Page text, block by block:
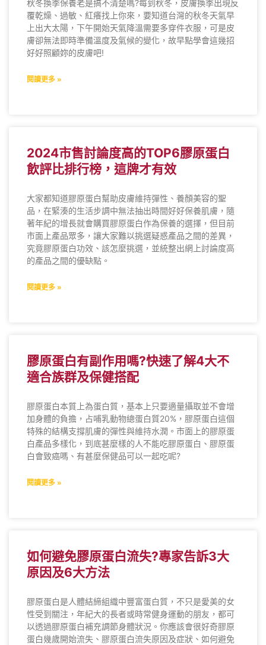
秋冬換季保養老是搞不清楚嗎?每到秋冬，皮膚換季出現反
覆乾燥、過敏、紅癢找上你來，要知道台灣的秋冬天氣早
上出大太陽，下午開始天氣降溫需要多穿件衣服，可是皮
膚卻無法即時準備溫度及氣候的變化，故早點學會這幾招
好好照顧妳的皮膚吧!
閱讀更多 »
2024市售討論度高的TOP6膠原蛋白
飲評比排行榜，這牌才有效
大家都知道膠原蛋白幫助皮膚維持彈性、養顏美容的聖
品，在緊湊的生活步調中無法抽出時間好好保養肌膚，隨
著年紀的增長就會購買膠原蛋白作為保養的選擇，但目前
市面上產品眾多，讓大家難以挑選疑惑產品之間的差異，
究竟膠原蛋白功效、該怎麼挑選，並統整出網上討論度高
的產品之間的優缺點。
閱讀更多 »
膠原蛋白有副作用嗎?快速了解4大不
適合族群及保健搭配
膠原蛋白本質上為蛋白質，基本上只要適量攝取並不會增
加身體的負擔，占哺乳動物總蛋白質20%，膠原蛋白這個
特殊的結構支撐肌膚的彈性與維持水潤。市面上的膠原蛋
白產品多樣化，到底甚麼樣的人不能吃膠原蛋白、膠原蛋
白會致癌嗎、有甚麼保健品可以一起吃呢?
閱讀更多 »
如何避免膠原蛋白流失?專家告訴3大
原因及6大方法
膠原蛋白是人體結締組織中豐富蛋白質，不只是愛美的女
性受到關注，年紀大的長者或時常健身運動的朋友，都可
以透過膠原蛋白補充調節身體狀況。你應該會很好奇膠原
蛋白幾歲開始流失、膠原蛋白流失原因及症狀、如何避免